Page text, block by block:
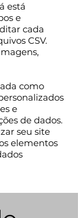
está
e
cada
CSV.
como
e
de dados.
seu site
elementos